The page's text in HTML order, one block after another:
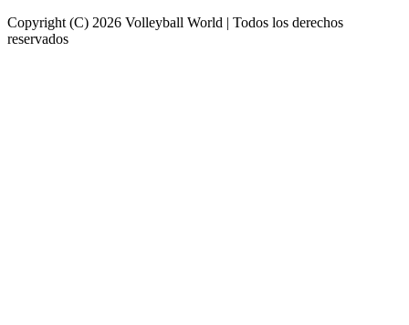
Copyright (C) 2026 Volleyball World | Todos los derechos
reservados